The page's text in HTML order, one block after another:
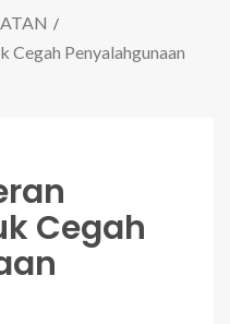
Cegah Penyalahgunaan
Cegah